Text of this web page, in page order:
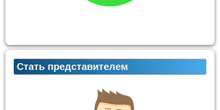
Стать представителем